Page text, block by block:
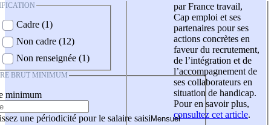
Cadre (1)
Non cadre (12)
Non renseignée (1)
BRUT MINIMUM
minimum
une périodicité pour le salaire saisi
par France travail,
Cap emploi et ses
partenaires pour ses
actions concrètes en
faveur du recrutement,
de l’intégration et de
l’accompagnement de
ses collaborateurs en
situation de handicap.
Pour en savoir plus,
consultez cet article.